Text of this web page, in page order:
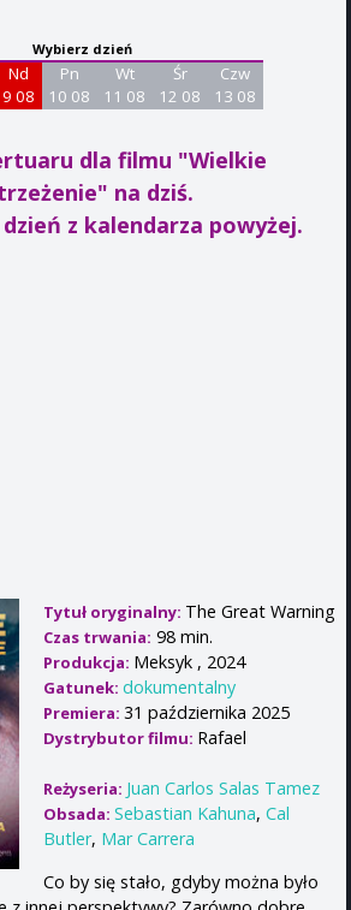
Wybierz dzień
Nd
9 08
Pn
10 08
Wt
11 08
Śr
12 08
Czw
13 08
dla filmu "Wielkie
na dziś.
z kalendarza powyżej.
Tytuł oryginalny: The Great Warning
Czas trwania: 98 min.
Produkcja: Meksyk , 2024
Gatunek: dokumentalny
Premiera: 31 października 2025
Dystrybutor filmu: Rafael
Reżyseria: Juan Carlos Salas Tamez
Obsada: Sebastian Kahuna, Cal
Butler, Mar Carrera
Co by się stało, gdyby można było